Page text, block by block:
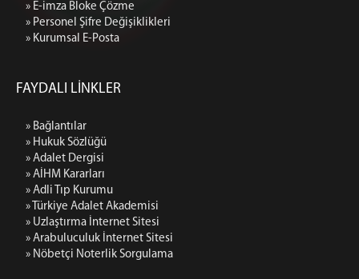
» E-imza Bloke Çözme
» Personel Şifre Değişiklikleri
» Kurumsal E-Posta
FAYDALI LİNKLER
» Bağlantılar
» Hukuk Sözlüğü
» Adalet Dergisi
» AİHM Kararları
» Adli Tıp Kurumu
» Türkiye Adalet Akademisi
» Uzlaştırma İnternet Sitesi
» Arabuluculuk İnternet Sitesi
» Nöbetçi Noterlik Sorgulama